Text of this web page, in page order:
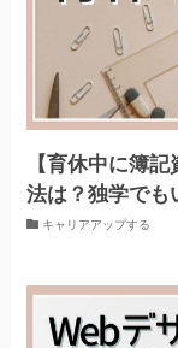
【育休中に簿
法は？独学でも
キャリアアップする